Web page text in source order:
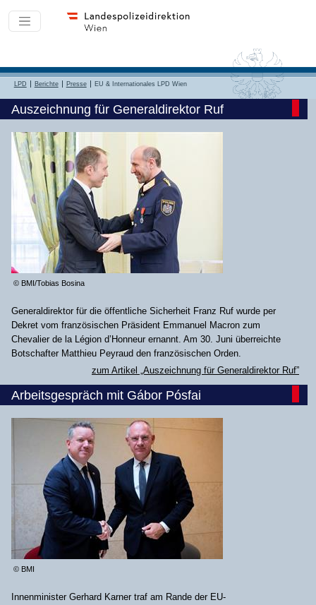
LPD Berichte Presse EU & Internationales LPD Wien
Auszeichnung für Generaldirektor Ruf
© BMI/Tobias Bosina
Generaldirektor für die öffentliche Sicherheit Franz Ruf wurde per
Dekret vom französischen Präsident Emmanuel Macron zum
Chevalier de la Légion d’Honneur ernannt. Am 30. Juni überreichte
Botschafter Matthieu Peyraud den französischen Orden.
zum Artikel „Auszeichnung für Generaldirektor Ruf”
Arbeitsgespräch mit Gábor Pósfai
© BMI
Innenminister Gerhard Karner traf am Rande der EU-